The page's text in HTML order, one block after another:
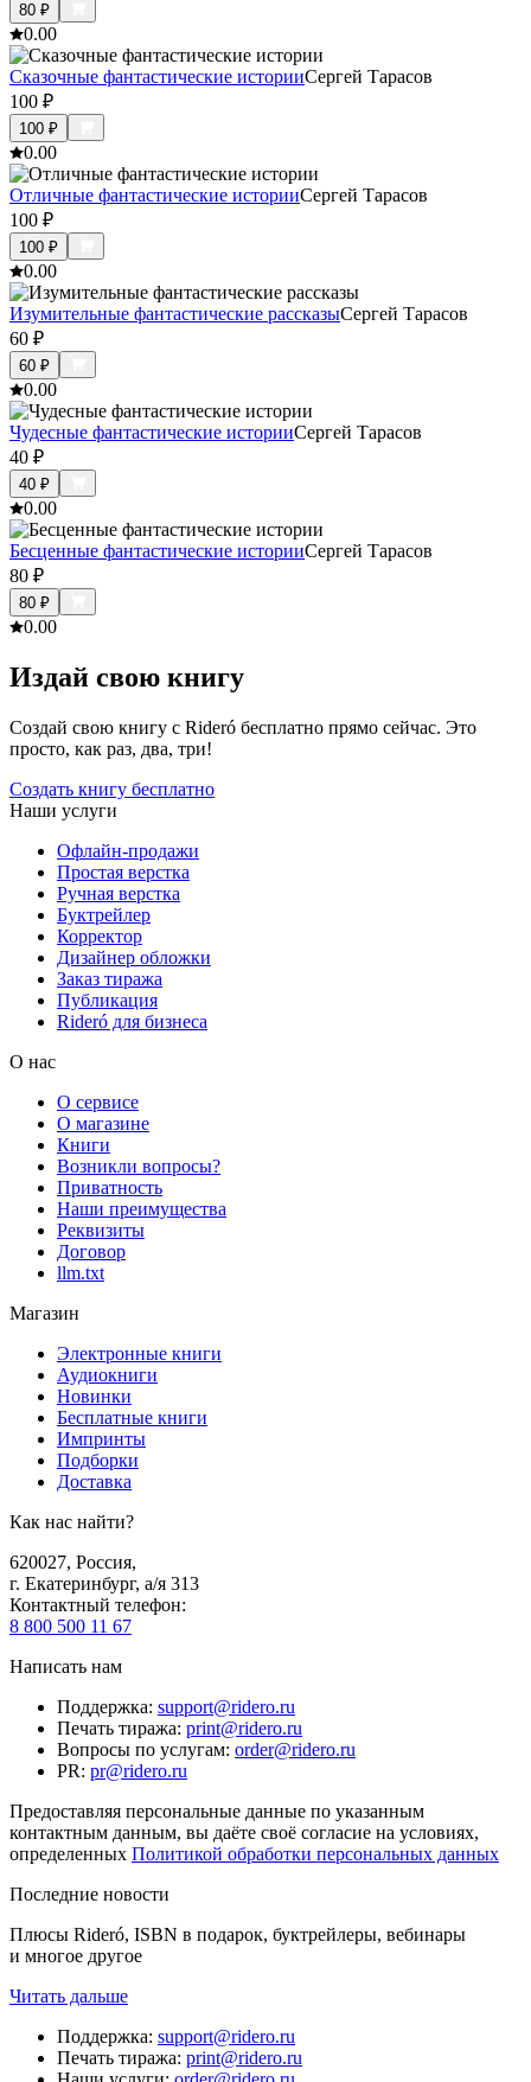
80 ₽
0.00
Сказочные фантастические историиСергей Тарасов
100 ₽
100 ₽
0.00
Отличные фантастические историиСергей Тарасов
100 ₽
100 ₽
0.00
Изумительные фантастические рассказыСергей Тарасов
60 ₽
60 ₽
0.00
Чудесные фантастические историиСергей Тарасов
40 ₽
40 ₽
0.00
Бесценные фантастические историиСергей Тарасов
80 ₽
80 ₽
0.00
Издай свою книгу
Создай свою книгу с Rideró бесплатно прямо сейчас. Это
просто, как раз, два, три!
Создать книгу бесплатно
Наши услуги
Офлайн-продажи
Простая верстка
Ручная верстка
Буктрейлер
Корректор
Дизайнер обложки
Заказ тиража
Публикация
Rideró для бизнеса
О нас
О сервисе
О магазине
Книги
Возникли вопросы?
Приватность
Наши преимущества
Реквизиты
Договор
llm.txt
Магазин
Электронные книги
Аудиокниги
Новинки
Бесплатные книги
Импринты
Подборки
Доставка
Как нас найти?
620027, Россия,
г. Екатеринбург, а/я 313
Контактный телефон:
8 800 500 11 67
Написать нам
Поддержка: support@ridero.ru
Печать тиража: print@ridero.ru
Вопросы по услугам: order@ridero.ru
PR: pr@ridero.ru
Предоставляя персональные данные по указанным
контактным данным, вы даёте своё согласие на условиях,
определенных Политикой обработки персональных данных
Последние новости
Плюсы Rideró, ISBN в подарок, буктрейлеры, вебинары
и многое другое
Читать дальше
Поддержка: support@ridero.ru
Печать тиража: print@ridero.ru